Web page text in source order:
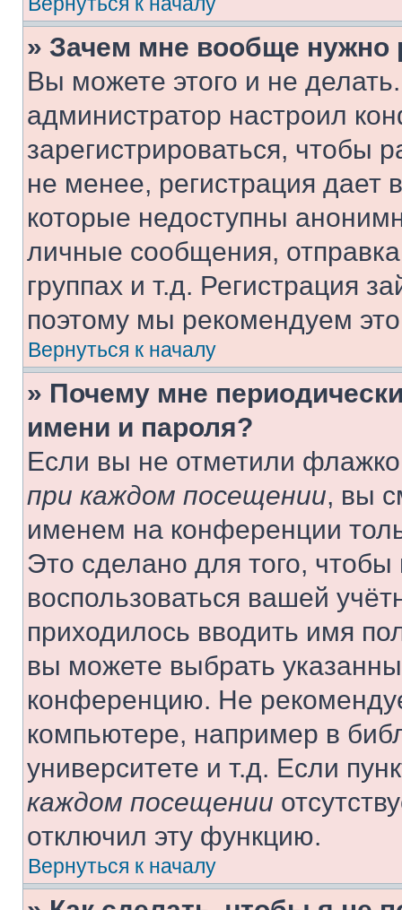
» Зачем мне вообще нужно
Вы можете этого и не
администратор настроил
зарегистрироваться, чтобы
не менее, регистрация
которые недоступны
личные сообщения,
группах и т.д. Регистрация
поэтому мы рекомендуем
Вернуться к началу
» Почему мне
имени и пароля?
Если вы не отметили
при каждом посещении, вы
именем на конференции
Это сделано для того, чтобы
воспользоваться вашей
приходилось вводить имя
вы можете выбрать
конференцию. Не
компьютере, например в
университете и т.д. Если
каждом посещении
отключил эту функцию.
Вернуться к началу